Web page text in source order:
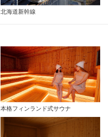
北海道新幹線
本格フィンランド式サウナ